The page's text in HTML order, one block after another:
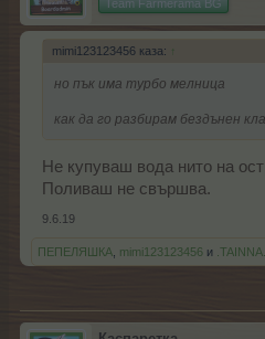
Team Farmerama BG
mimi123123456 каза: ↑
но пък има турбо мелница
как да го разбирам бездънен
Не купуваш вода нито на
Поливаш не свършва.
9.6.19
ПЕПЕЛЯШКА mimi123123456 и .TAINNA.